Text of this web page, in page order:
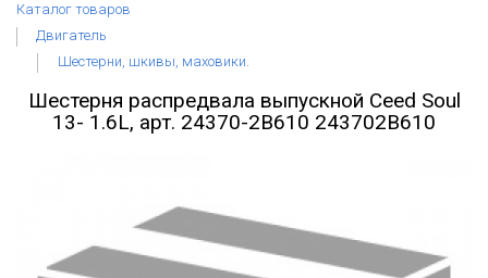
Каталог товаров
Двигатель
Шестерни, шкивы, маховики.
Шестерня распредвала выпускной Ceed Soul
13- 1.6L, арт. 24370-2B610 243702B610